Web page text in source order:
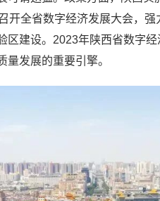
开全省数字经济发展大会，
区建设。2023年陕西省数字
发展的重要引擎。